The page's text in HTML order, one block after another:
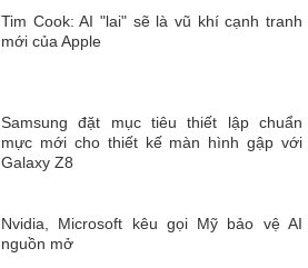
Tim Cook: AI "lai" sẽ là vũ khí cạnh tranh
mới của Apple
Samsung đặt mục tiêu thiết lập chuẩn
mực mới cho thiết kế màn hình gập với
Galaxy Z8
Nvidia, Microsoft kêu gọi Mỹ bảo vệ AI
nguồn mở